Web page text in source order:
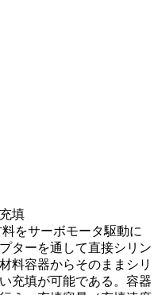
填
をサーボモータ駆動に
ターを通して直接シリン
料容器からそのままシリ
充填が可能である。容器